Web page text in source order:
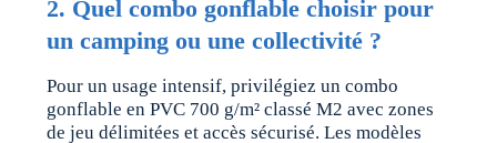
2. Quel combo gonflable choisir pour
un camping ou une collectivité ?
Pour un usage intensif, privilégiez un combo
gonflable en PVC 700 g/m² classé M2 avec zones
de jeu délimitées et accès sécurisé. Les modèles